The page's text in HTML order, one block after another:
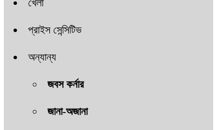
খেলা
প্রাইস সেন্সিটিভ
অন্যান্য
জবস কর্নার
জানা-অজানা